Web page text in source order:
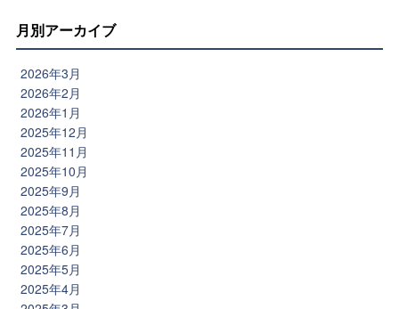
月別アーカイブ
2026年3月
2026年2月
2026年1月
2025年12月
2025年11月
2025年10月
2025年9月
2025年8月
2025年7月
2025年6月
2025年5月
2025年4月